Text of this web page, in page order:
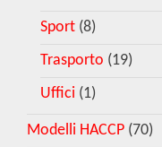
Sport (8)
Trasporto (19)
Uffici (1)
Modelli HACCP (70)